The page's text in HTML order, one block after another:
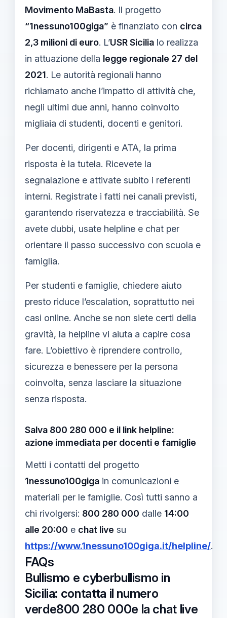
Movimento MaBasta. Il progetto
“1nessuno100giga” è finanziato con circa
2,3 milioni di euro. L’USR Sicilia lo realizza
in attuazione della legge regionale 27 del
2021. Le autorità regionali hanno
richiamato anche l’impatto di attività che,
negli ultimi due anni, hanno coinvolto
migliaia di studenti, docenti e genitori.
Per docenti, dirigenti e ATA, la prima
risposta è la tutela. Ricevete la
segnalazione e attivate subito i referenti
interni. Registrate i fatti nei canali previsti,
garantendo riservatezza e tracciabilità. Se
avete dubbi, usate helpline e chat per
orientare il passo successivo con scuola e
famiglia.
Per studenti e famiglie, chiedere aiuto
presto riduce l’escalation, soprattutto nei
casi online. Anche se non siete certi della
gravità, la helpline vi aiuta a capire cosa
fare. L’obiettivo è riprendere controllo,
sicurezza e benessere per la persona
coinvolta, senza lasciare la situazione
senza risposta.
Salva 800 280 000 e il link helpline:
azione immediata per docenti e famiglie
Metti i contatti del progetto
1nessuno100giga in comunicazioni e
materiali per le famiglie. Così tutti sanno a
chi rivolgersi: 800 280 000 dalle 14:00
alle 20:00 e chat live su
https://www.1nessuno100giga.it/helpline/.
FAQs
Bullismo e cyberbullismo in
Sicilia: contatta il numero
verde800 280 000e la chat live